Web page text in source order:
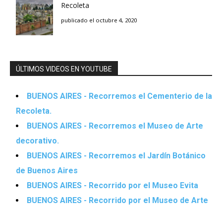
Recoleta
publicado el octubre 4, 2020
ÚLTIMOS VIDEOS EN YOUTUBE
BUENOS AIRES - Recorremos el Cementerio de la
Recoleta.
BUENOS AIRES - Recorremos el Museo de Arte
decorativo.
BUENOS AIRES - Recorremos el Jardín Botánico
de Buenos Aires
BUENOS AIRES - Recorrido por el Museo Evita
BUENOS AIRES - Recorrido por el Museo de Arte